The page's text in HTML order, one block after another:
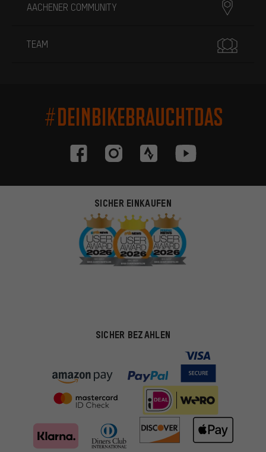
AACHENER COMMUNITY
TEAM
#DEINBIKEBRAUCHTDAS
SICHER EINKAUFEN
SICHER BEZAHLEN